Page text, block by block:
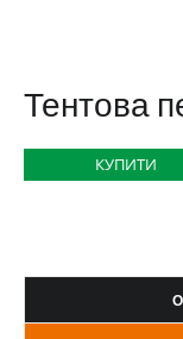
Тентова
КУПИТИ